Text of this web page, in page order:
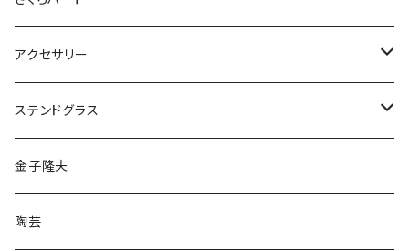
ペンダント
ゴールド
シルバー
ピアス
ゴールド
シルバー
アクセサリー
ネックレス
ピアス
イヤリング
ステンドグラス
アクセサリー
イヤリング
雑貨・小物
金子隆夫
陶芸